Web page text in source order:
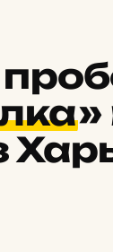
»